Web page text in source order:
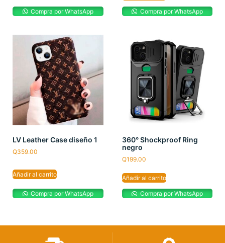
Compra por WhatsApp Compra por WhatsApp
LV Leather Case diseño 1
Q359.00
Añadir al carrito
Compra por WhatsApp
360° Shockproof Ring
negro
Q199.00
Añadir al carrito
Compra por WhatsApp